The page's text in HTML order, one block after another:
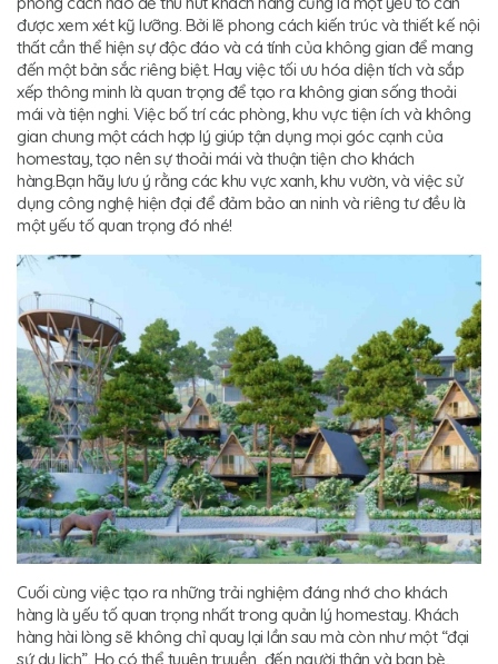
được xem xét kỹ lưỡng. Bởi lẽ phong cách kiến trúc và thiết kế nội
thất cần thể hiện sự độc đáo và cá tính của không gian để mang
đến một bản sắc riêng biệt. Hay việc tối ưu hóa diện tích và sắp
xếp thông minh là quan trọng để tạo ra không gian sống thoải
mái và tiện nghi. Việc bố trí các phòng, khu vực tiện ích và không
gian chung một cách hợp lý giúp tận dụng mọi góc cạnh của
homestay, tạo nên sự thoải mái và thuận tiện cho khách
hàng.Bạn hãy lưu ý rằng các khu vực xanh, khu vườn, và việc sử
dụng công nghệ hiện đại để đảm bảo an ninh và riêng tư đều là
một yếu tố quan trọng đó nhé!
Cuối cùng việc tạo ra những trải nghiệm đáng nhớ cho khách
hàng là yếu tố quan trọng nhất trong quản lý homestay. Khách
hàng hài lòng sẽ không chỉ quay lại lần sau mà còn như một “đại
sứ du lịch”. Họ có thể tuyên truyền đến người thân và bạn bè,